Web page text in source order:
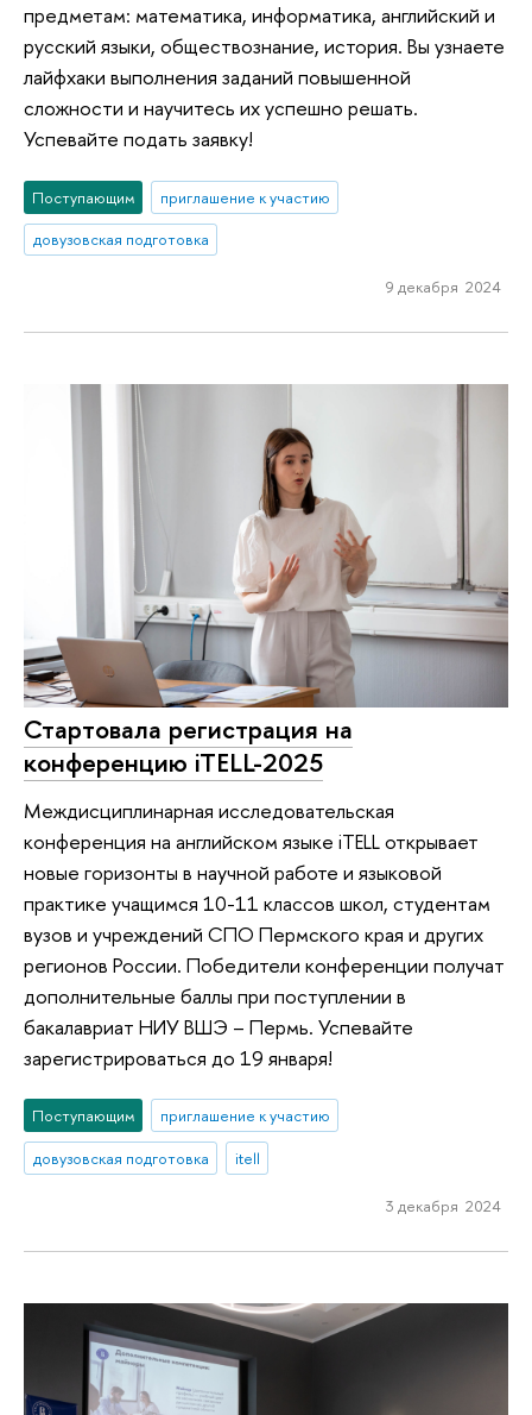
предметам: математика, информатика, английский и
русский языки, обществознание, история. Вы узнаете
лайфхаки выполнения заданий повышенной
сложности и научитесь их успешно решать.
Успевайте подать заявку!
Поступающим
приглашение к участию
довузовская подготовка
9 декабря 2024
Стартовала регистрация на
конференцию iTELL-2025
Междисциплинарная исследовательская
конференция на английском языке iTELL открывает
новые горизонты в научной работе и языковой
практике учащимся 10-11 классов школ, студентам
вузов и учреждений СПО Пермского края и других
регионов России. Победители конференции получат
дополнительные баллы при поступлении в
бакалавриат НИУ ВШЭ – Пермь. Успевайте
зарегистрироваться до 19 января!
Поступающим
приглашение к участию
довузовская подготовка
itell
3 декабря 2024